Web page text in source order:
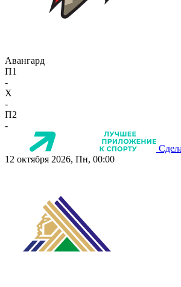
Авангард
П1
-
X
-
П2
-
12 октября 2026, Пн, 00:00